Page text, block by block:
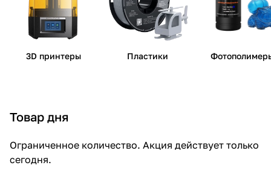
3D принтеры Пластики
Товар дня
Ограниченное количество. Акция действует только
сегодня.